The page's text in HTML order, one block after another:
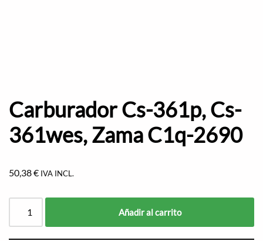
Carburador Cs-361p, Cs-
361wes, Zama C1q-2690
50,38€ IVA INCL.
Añadir al carrito